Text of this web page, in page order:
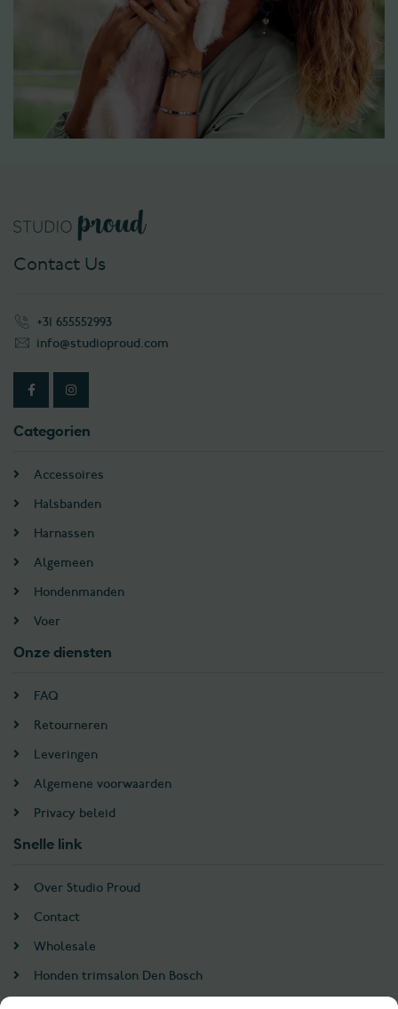
Contact Us
+31 655552993
info@studioproud.com
Categorien
Accessoires
Halsbanden
Harnassen
Algemeen
Hondenmanden
Voer
Onze diensten
FAQ
Retourneren
Leveringen
Algemene voorwaarden
Privacy beleid
Snelle link
Over Studio Proud
Contact
Wholesale
Honden trimsalon Den Bosch